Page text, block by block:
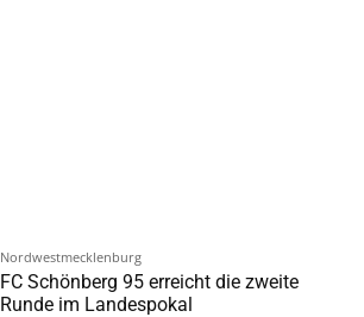
Nordwestmecklenburg
FC Schönberg 95 erreicht die zweite
Runde im Landespokal